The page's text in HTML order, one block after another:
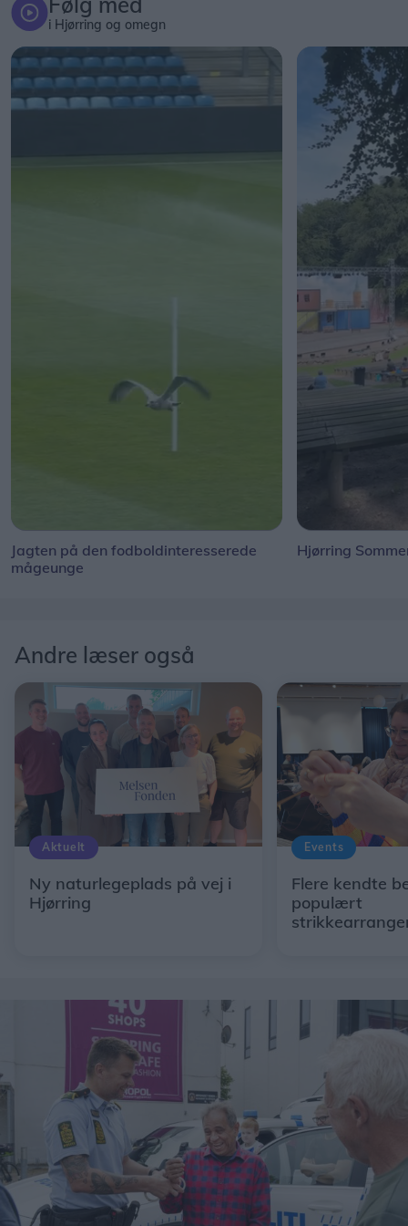
i Hjørring og omegn
Jagten på den fodboldinteresserede
mågeunge
Hjørring
Andre læser også
Aktuelt
Ny naturlegeplads på vej i
Hjørring
Events
Flere kendte
populært